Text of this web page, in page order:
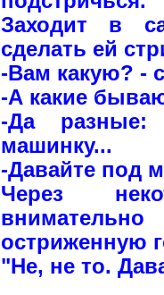
Заходит в
сделать ей
-Вам какую? -
-А какие
-Да разные:
машинку...
-Давайте под
Через
остриженную
"Не, не то.